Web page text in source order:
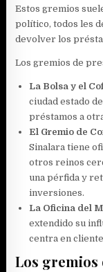
Estos gremios
político, todos les
devolver los
Los gremios de
La Bolsa y el
ciudad estado
préstamos a
El Gremio de
Sinalara tiene
otros reinos
una pérfida y
inversiones.
La Oficina del
extendido su
centra en
Los